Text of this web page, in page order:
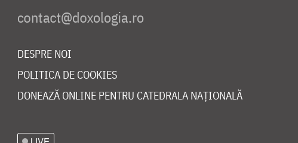
DESPRE NOI
POLITICA DE COOKIES
DONEAZĂ ONLINE PENTRU CATEDRALA NAȚIONALĂ